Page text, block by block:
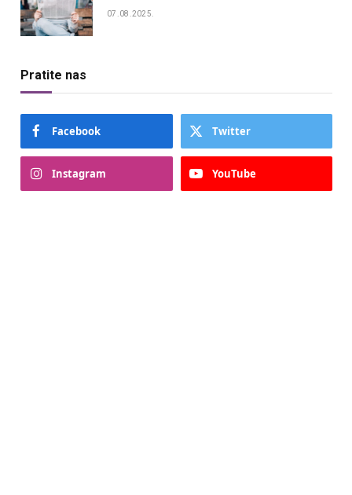
07.08.2025.
Pratite nas
Facebook Twitter
Instagram YouTube